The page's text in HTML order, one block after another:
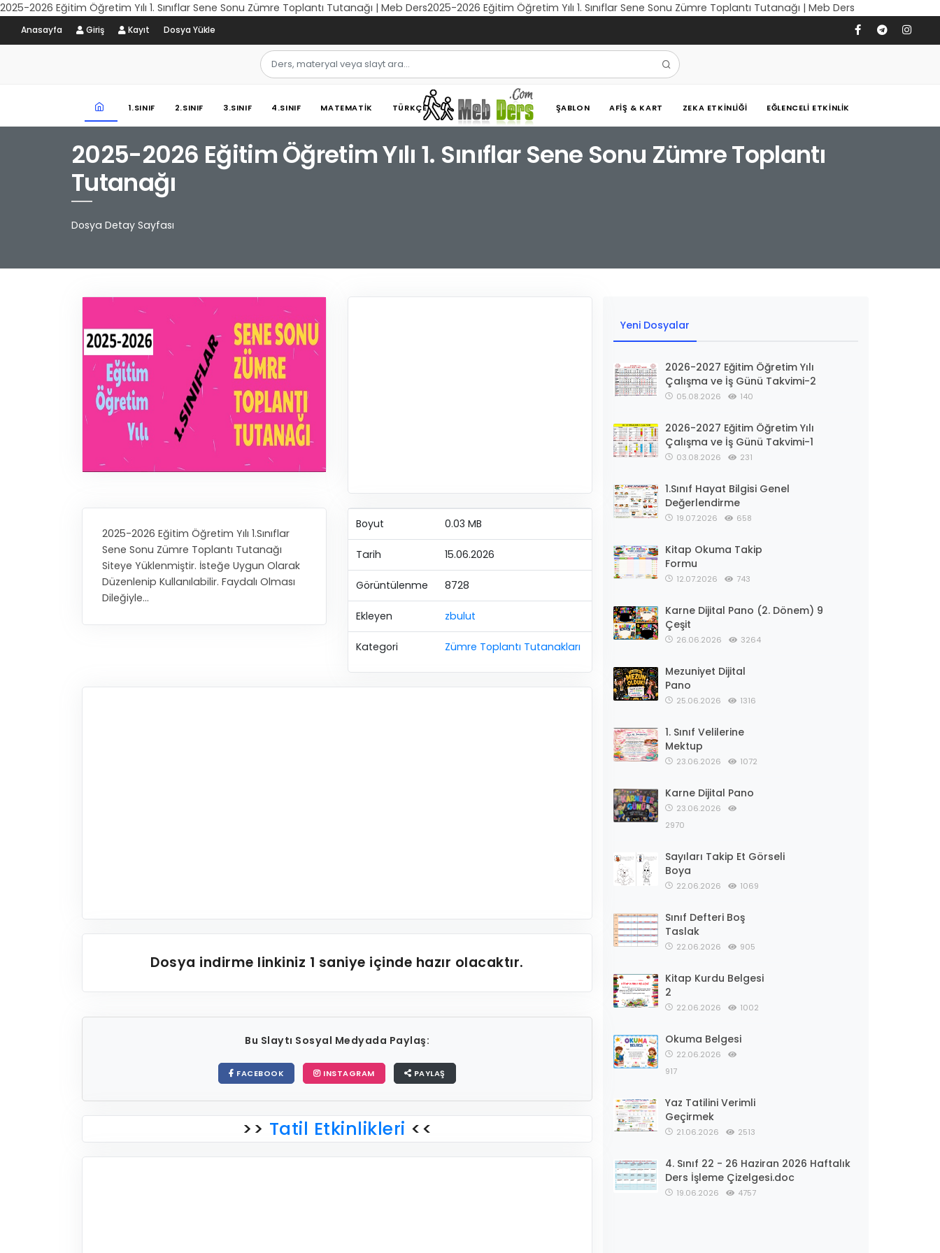
2025-2026 Eğitim Öğretim Yılı 1. Sınıflar Sene Sonu Zümre Toplantı Tutanağı | Meb Ders2025-2026 Eğitim Öğretim Yılı 1. Sınıflar Sene Sonu Zümre Toplantı Tutanağı | Meb Ders
Anasayfa Giriş Kayıt Dosya Yükle
1.SINIF 2.SINIF 3.SINIF 4.SINIF MATEMATIK TÜRKÇE ŞABLON AFIŞ & KART ZEKA ETKINLIĞI EĞLENCELI ETKINLIK
2025-2026 Eğitim Öğretim Yılı 1. Sınıflar Sene Sonu Zümre Toplantı
Tutanağı
Dosya Detay Sayfası
2025-2026 Eğitim Öğretim Yılı 1.Sınıflar
Sene Sonu Zümre Toplantı Tutanağı
Siteye Yüklenmiştir. İsteğe Uygun Olarak
Düzenlenip Kullanılabilir. Faydalı Olması
Dileğiyle…
Boyut 0.03 MB
Tarih 15.06.2026
Görüntülenme 8728
Ekleyen zbulut
Kategori Zümre Toplantı Tutanakları
Dosya indirme linkiniz 1 saniye içinde hazır olacaktır.
Bu Slaytı Sosyal Medyada Paylaş:
FACEBOOK INSTAGRAM PAYLAŞ
>> Tatil Etkinlikleri <<
Yeni Dosyalar
2026-2027 Eğitim Öğretim Yılı
Çalışma ve İş Günü Takvimi-2
05.08.2026 140
2026-2027 Eğitim Öğretim Yılı
Çalışma ve İş Günü Takvimi-1
03.08.2026 231
1.Sınıf Hayat Bilgisi Genel
Değerlendirme
19.07.2026 658
Kitap Okuma Takip
Formu
12.07.2026 743
Karne Dijital Pano (2. Dönem) 9
Çeşit
26.06.2026 3264
Mezuniyet Dijital
Pano
25.06.2026 1316
1. Sınıf Velilerine
Mektup
23.06.2026 1072
Karne Dijital Pano
23.06.2026
2970
Sayıları Takip Et Görseli
Boya
22.06.2026 1069
Sınıf Defteri Boş
Taslak
22.06.2026 905
Kitap Kurdu Belgesi
2
22.06.2026 1002
Okuma Belgesi
22.06.2026
917
Yaz Tatilini Verimli
Geçirmek
21.06.2026 2513
4. Sınıf 22 - 26 Haziran 2026 Haftalık
Ders İşleme Çizelgesi.doc
19.06.2026 4757